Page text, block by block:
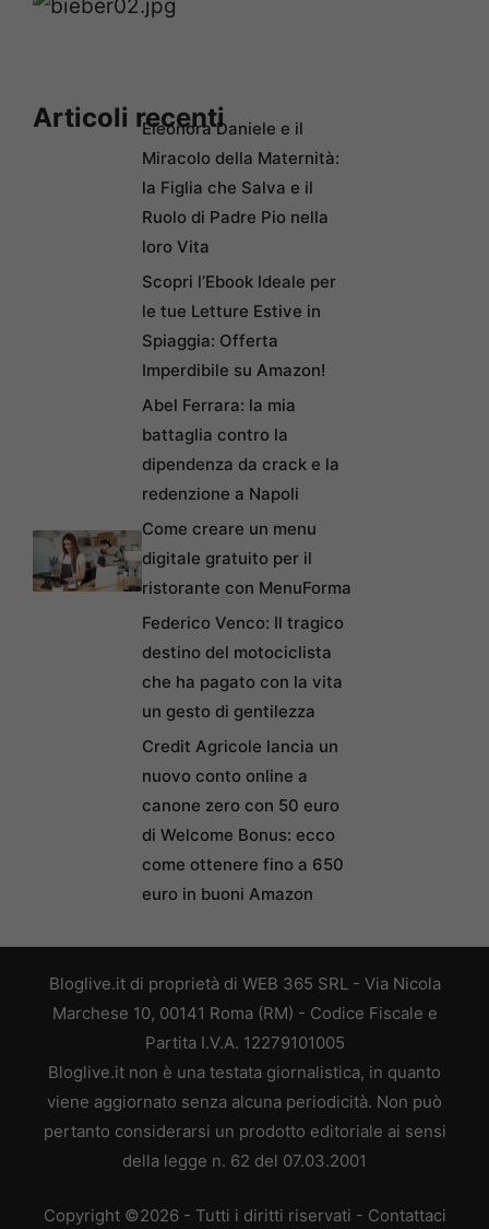
Articoli recentiEleonora Daniele e il
Miracolo della Maternità:
la Figlia che Salva e il
Ruolo di Padre Pio nella
loro Vita
Scopri l’Ebook Ideale per
le tue Letture Estive in
Spiaggia: Offerta
Imperdibile su Amazon!
Abel Ferrara: la mia
battaglia contro la
dipendenza da crack e la
redenzione a Napoli
Come creare un menu
digitale gratuito per il
ristorante con MenuForma
Federico Venco: Il tragico
destino del motociclista
che ha pagato con la vita
un gesto di gentilezza
Credit Agricole lancia un
nuovo conto online a
canone zero con 50 euro
di Welcome Bonus: ecco
come ottenere fino a 650
euro in buoni Amazon
Bloglive.it di proprietà di WEB 365 SRL - Via Nicola
Marchese 10, 00141 Roma (RM) - Codice Fiscale e
Partita I.V.A. 12279101005
Bloglive.it non è una testata giornalistica, in quanto
viene aggiornato senza alcuna periodicità. Non può
pertanto considerarsi un prodotto editoriale ai sensi
della legge n. 62 del 07.03.2001
Copyright ©2026 - Tutti i diritti riservati - Contattaci